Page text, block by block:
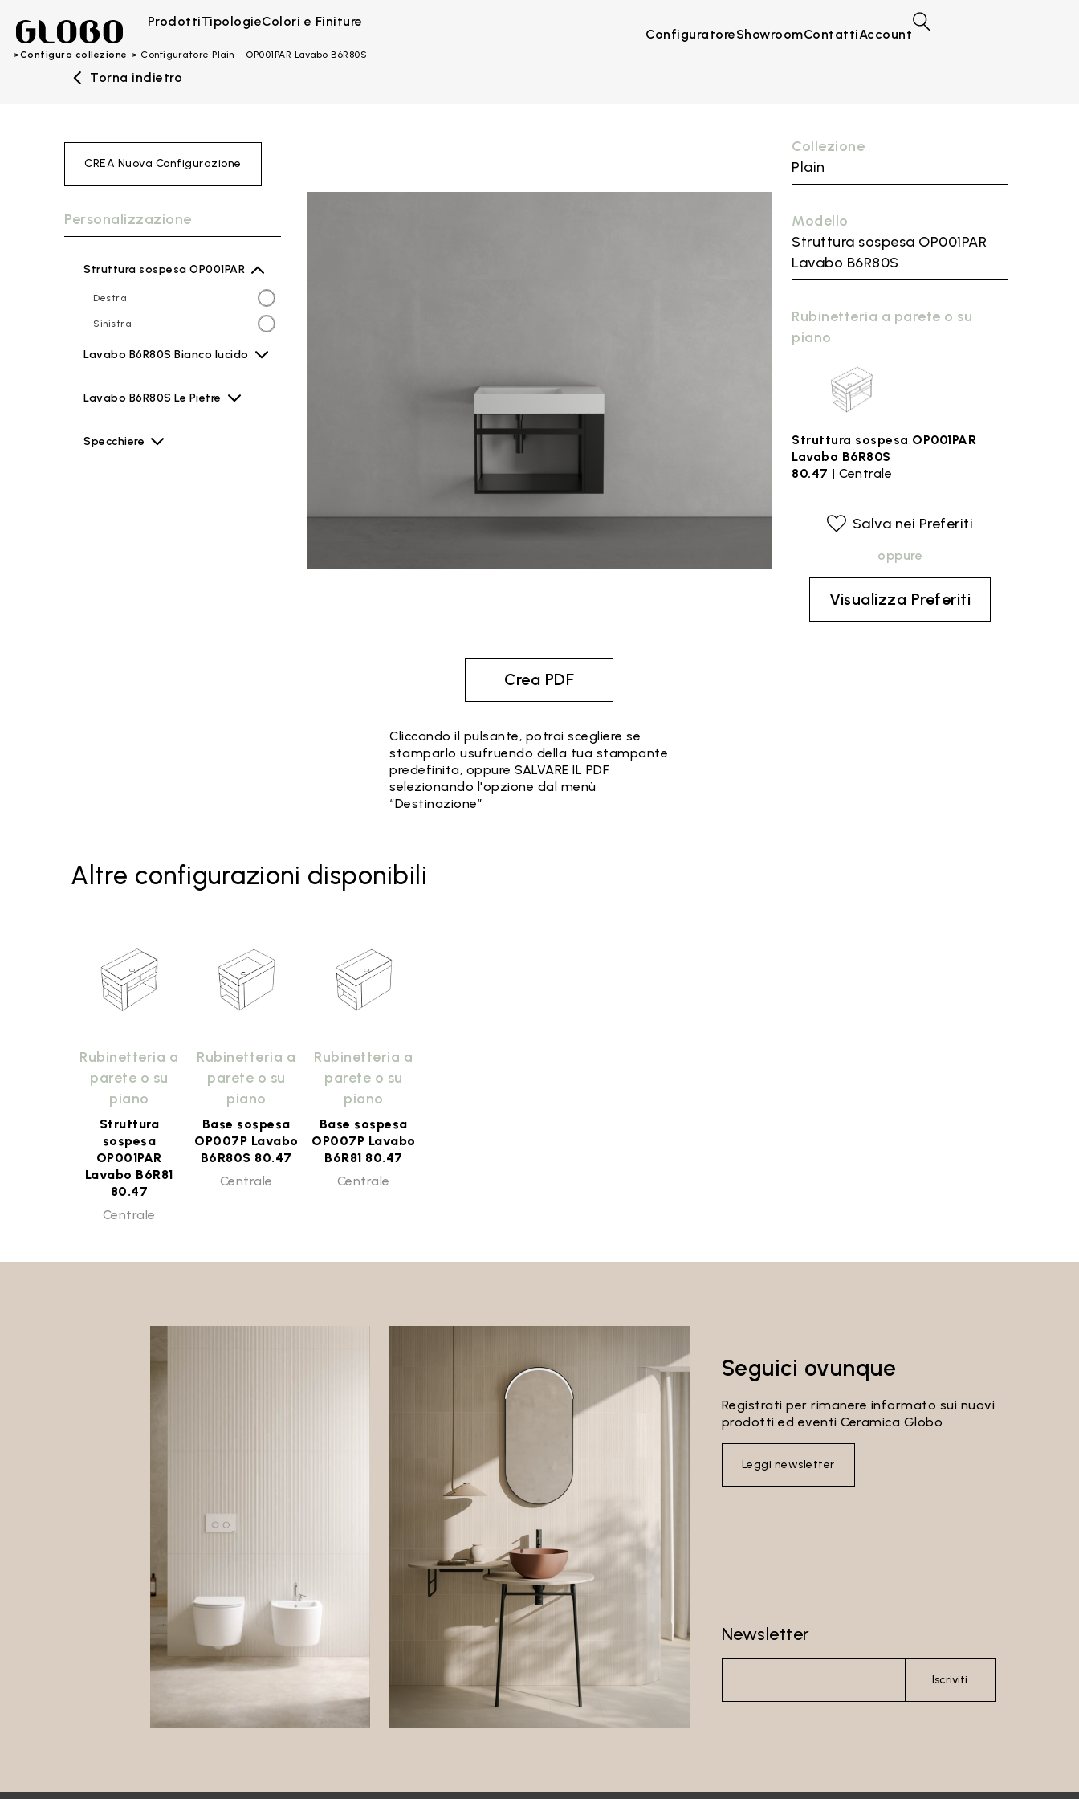
ProdottiTipologieColori e Finiture
ConfiguratoreShowroomContattiAccount
Configura collezione Configuratore Plain – OP001PAR Lavabo B6R80S
Torna indietro
CREA Nuova Configurazione
Personalizzazione
Struttura sospesa OP001PAR
Destra
Sinistra
Lavabo B6R80S Bianco lucido
Lavabo B6R80S Le Pietre
Specchiere
Collezione
Plain
Modello
Struttura sospesa OP001PAR
Lavabo B6R80S
Rubinetteria a parete o su
piano
Struttura sospesa OP001PAR
Lavabo B6R80S
80.47 | Centrale
Salva nei Preferiti
oppure
Visualizza Preferiti
Crea PDF
Cliccando il pulsante, potrai scegliere se
stamparlo usufruendo della tua stampante
predefinita, oppure SALVARE IL PDF
selezionando l'opzione dal menù
“Destinazione”
Altre configurazioni disponibili
Rubinetteria a
parete o su
piano
Struttura
sospesa
OP001PAR
Lavabo B6R81
80.47
Centrale
Rubinetteria a
parete o su
piano
Base sospesa
OP007P Lavabo
B6R80S 80.47
Centrale
Rubinetteria a
parete o su
piano
Base sospesa
OP007P Lavabo
B6R81 80.47
Centrale
Seguici ovunque
Registrati per rimanere informato sui nuovi
prodotti ed eventi Ceramica Globo
Leggi newsletter
Newsletter
Iscriviti